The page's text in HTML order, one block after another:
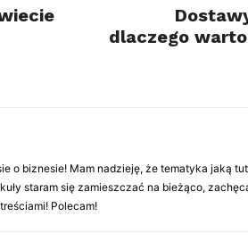
dlaczego
o biznesie! Mam nadzieję, że tematyka jaką
staram się zamieszczać na bieżąco,
Polecam!